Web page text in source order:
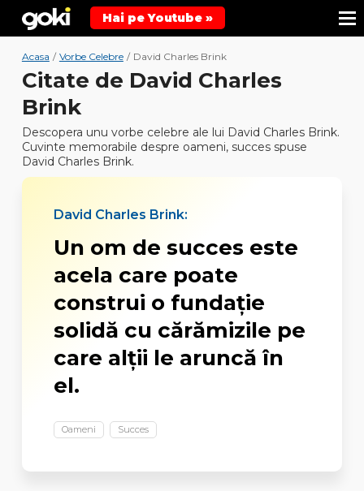
Hai pe Youtube »
Acasa / Vorbe Celebre / David Charles Brink
Citate de David Charles
Brink
Descopera unu vorbe celebre ale lui David Charles Brink.
Cuvinte memorabile despre oameni, succes spuse
David Charles Brink.
David Charles Brink:
Un om de succes este
acela care poate
construi o fundație
solidă cu cărămizile pe
care alții le aruncă în
el.
Oameni Succes